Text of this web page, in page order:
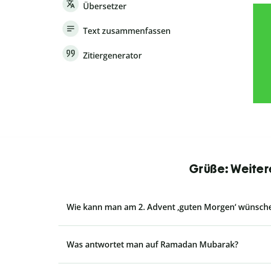
Übersetzer
Text zusammenfassen
Zitiergenerator
Grüße:
Wie kann man am 2. Advent ‚guten Morgen‘
Was antwortet man auf Ramadan Mubarak?